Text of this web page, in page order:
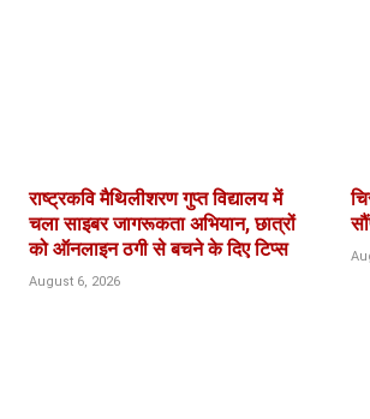
राष्ट्रकवि मैथिलीशरण गुप्त विद्यालय में
चला साइबर जागरूकता अभियान, छात्रों
को ऑनलाइन ठगी से बचने के दिए टिप्स
August 6, 2026